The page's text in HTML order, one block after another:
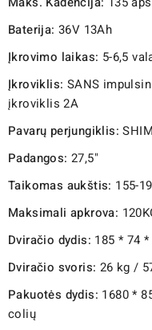
Baterija: 36V 13Ah
Įkrovimo laikas: 5-6,5
Įkroviklis: SANS
įkroviklis 2A
Pavarų perjungiklis:
Padangos: 27,5"
Taikomas aukštis: 155-
Maksimali apkrova:
Dviračio dydis: 185 * 74
Dviračio svoris: 26 kg /
Pakuotės dydis: 1680 *
colių